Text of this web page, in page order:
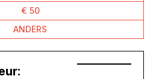
€ 50
ANDERS